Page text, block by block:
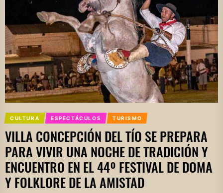
CULTURA ESPECTÁCULOS TURISMO
VILLA CONCEPCIÓN DEL TÍO SE PREPARA
PARA VIVIR UNA NOCHE DE TRADICIÓN Y
ENCUENTRO EN EL 44º FESTIVAL DE DOMA
Y FOLKLORE DE LA AMISTAD